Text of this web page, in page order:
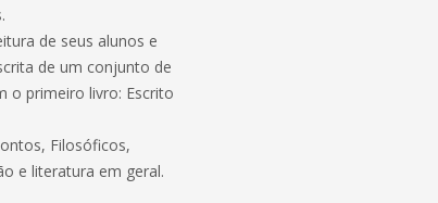
de seus alunos e
de um conjunto de
o primeiro livro: Escrito
Filosóficos,
e literatura em geral.